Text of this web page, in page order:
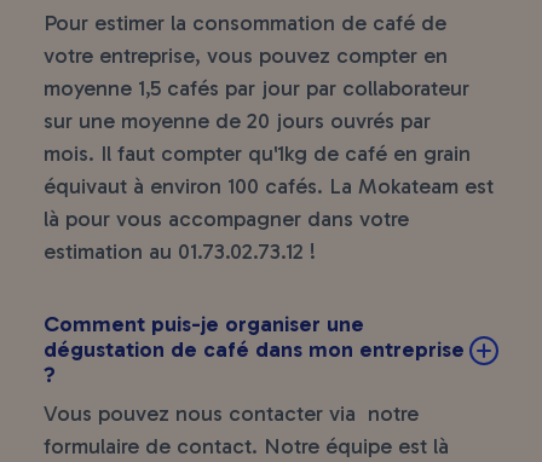
Pour estimer la consommation de café de
votre entreprise, vous pouvez compter en
moyenne 1,5 cafés par jour par collaborateur
sur une moyenne de 20 jours ouvrés par
mois. Il faut compter qu'1kg de café en grain
équivaut à environ 100 cafés. La Mokateam est
là pour vous accompagner dans votre
estimation au 01.73.02.73.12 !
Comment puis-je organiser une
dégustation de café dans mon entreprise
?
Vous pouvez nous contacter via notre
formulaire de contact. Notre équipe est là